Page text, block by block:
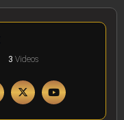
3 Videos